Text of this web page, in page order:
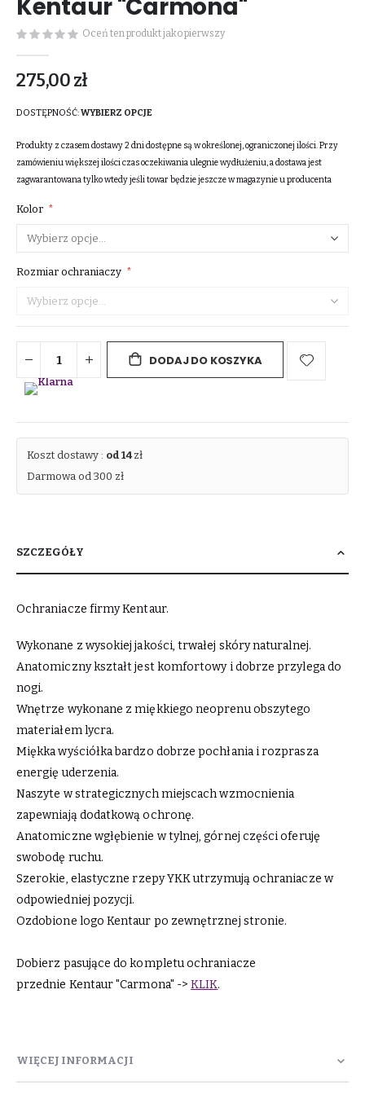
Kentaur "Carmona"
Oceń ten produkt jako pierwszy
275,00 zł
DOSTĘPNOŚĆ:WYBIERZ OPCJE
Produkty z czasem dostawy 2 dni dostępne są w określonej, ograniczonej ilości. Przy
zamówieniu większej ilości czas oczekiwania ulegnie wydłużeniu, a dostawa jest
zagwarantowana tylko wtedy jeśli towar będzie jeszcze w magazynie u producenta
Kolor
Rozmiar ochraniaczy
DODAJ DO KOSZYKA
Koszt dostawy : od 14zł
Darmowa od 300 zł
SZCZEGÓŁY
Ochraniacze firmy Kentaur.
Wykonane z wysokiej jakości, trwałej skóry naturalnej.
Anatomiczny kształt jest komfortowy i dobrze przylega do
nogi.
Wnętrze wykonane z miękkiego neoprenu obszytego
materiałem lycra.
Miękka wyściółka bardzo dobrze pochłania i rozprasza
energię uderzenia.
Naszyte w strategicznych miejscach wzmocnienia
zapewniają dodatkową ochronę.
Anatomiczne wgłębienie w tylnej, górnej części oferuję
swobodę ruchu.
Szerokie, elastyczne rzepy YKK utrzymują ochraniacze w
odpowiedniej pozycji.
Ozdobione logo Kentaur po zewnętrznej stronie.
Dobierz pasujące do kompletu ochraniacze
przednie Kentaur "Carmona" ->KLIK.
WIĘCEJ INFORMACJI